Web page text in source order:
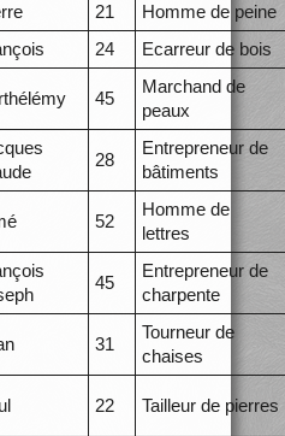
21
Homme de peine
24 Ecarreur de bois
45
Marchand de
peaux
28
Entrepreneur de
bâtiments
52
Homme de
lettres
45
Entrepreneur de
charpente
31
Tourneur de
chaises
22 Tailleur de pierres